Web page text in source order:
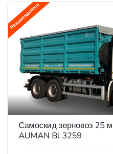
Рекомендовані
Самоскид зерновоз 25
AUMAN BJ 3259